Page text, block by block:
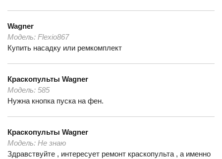
Wagner
Модель: Flexio867
Купить насадку или ремкомплект
Краскопульты Wagner
Модель: 585
Нужна кнопка пуска на фен.
Краскопульты Wagner
Модель: Не знаю
Здравствуйте , интересует ремонт краскопульта , а именно